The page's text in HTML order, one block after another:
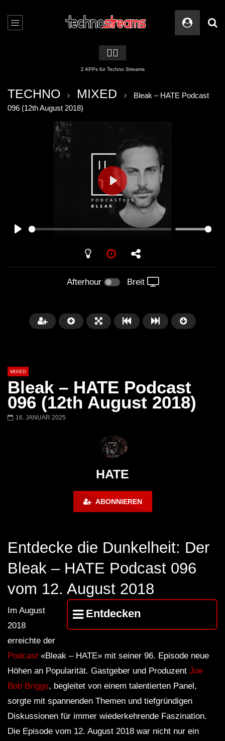
🏳️‍🌈
2 APPs für Techno Streams
TECHNO MIXED
Bleak – HATE Podcast
096 (12th August 2018)
PLAY
Afterhour Breit
MIXED
Bleak – HATE Podcast
096 (12th August 2018)
16. JANUAR 2025
HATE
ABONNIEREN
Entdecke die Dunkelheit: Der
Bleak – HATE Podcast 096
vom 12. August 2018
Entdecken
Im August
2018
erreichte der
Podcast «Bleak – HATE» mit seiner 96. Episode neue
Höhen an Popularität. Gastgeber und Produzent Joe
Bob Briggs, begleitet von einem talentierten Panel,
sorgte mit spannenden Themen und tiefgründigen
Diskussionen für immer wiederkehrende Faszination.
Die Episode vom 12. August 2018 war nicht nur ein